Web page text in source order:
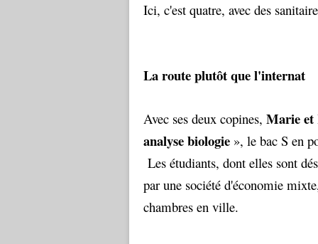
Ici, c'est quatre, avec des
La route plutôt que l'internat
Avec ses deux copines, Marie et
analyse biologie », le bac S en
Les étudiants, dont elles sont
par une société d'économie
chambres en ville.